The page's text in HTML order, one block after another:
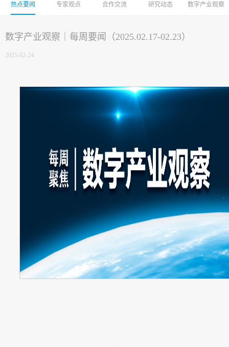
热点要闻 专家观点 合作交流 研究动态 数字产业观察
数字产业观察｜每周要闻（2025.02.17-02.23）
2025-02-24